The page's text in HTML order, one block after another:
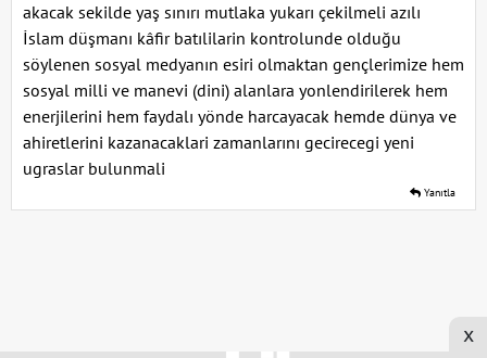
akacak sekilde yaş sınırı mutlaka yukarı çekilmeli azılı
İslam düşmanı kâfir batılilarin kontrolunde olduğu
söylenen sosyal medyanın esiri olmaktan gençlerimize hem
sosyal milli ve manevi (dini) alanlara yonlendirilerek hem
enerjilerini hem faydalı yönde harcayacak hemde dünya ve
ahiretlerini kazanacaklari zamanlarını gecirecegi yeni
ugraslar bulunmali
Yanıtla
x